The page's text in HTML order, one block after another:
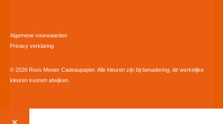
© 2026 Roos Mooier Cadeaupapier. Alle kleuren zijn bij benadering, de werkelijke
kleuren kunnen afwijken.
Algemene voorwaarden
Privacy verklaring